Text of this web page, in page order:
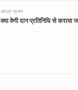
अगला प्रश्न
क्या वेणी दान प्रतिनिधि से